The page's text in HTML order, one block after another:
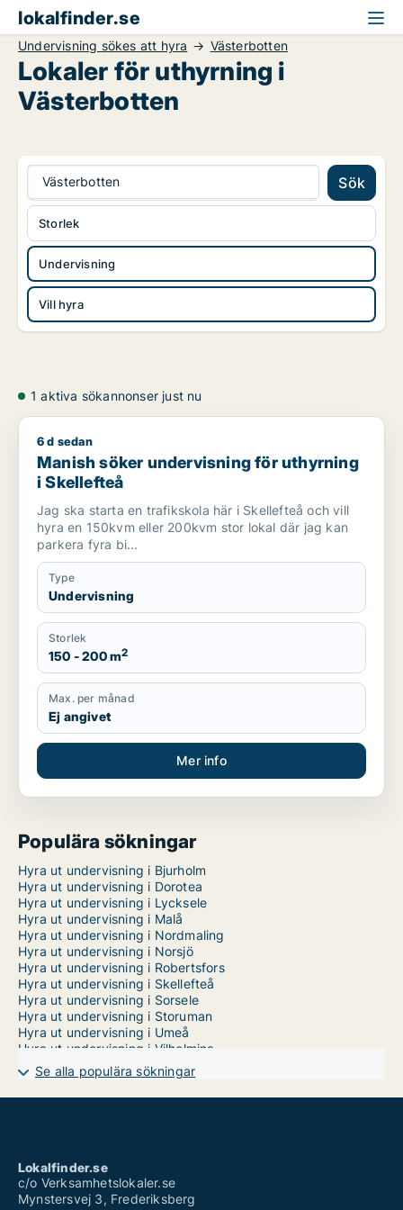
lokalfinder.se
Undervisning sökes att hyra Västerbotten
Lokaler för uthyrning i
Västerbotten
Västerbotten Sök
Undervisning
Vill hyra
Storlek
1 aktiva sökannonser just nu
Manish söker undervisning för uthyrning i Skellefteå
6 d sedan
Manish söker undervisning för uthyrning
i Skellefteå
Jag ska starta en trafikskola här i Skellefteå och vill
hyra en 150kvm eller 200kvm stor lokal där jag kan
parkera fyra bi...
Type
Undervisning
Storlek
150 - 200 m2
Max. per månad
Ej angivet
Mer info
Populära sökningar
Hyra ut undervisning i Bjurholm
Hyra ut undervisning i Dorotea
Hyra ut undervisning i Lycksele
Hyra ut undervisning i Malå
Hyra ut undervisning i Nordmaling
Hyra ut undervisning i Norsjö
Hyra ut undervisning i Robertsfors
Hyra ut undervisning i Skellefteå
Hyra ut undervisning i Sorsele
Hyra ut undervisning i Storuman
Hyra ut undervisning i Umeå
Hyra ut undervisning i Vilhelmina
Hyra ut undervisning i Vindeln
Hyra ut undervisning i Vännäs
Hyra ut undervisning i Åsele
Se alla populära sökningar
Lokalfinder.se
c/o Verksamhetslokaler.se
Mynstersvej 3, Frederiksberg